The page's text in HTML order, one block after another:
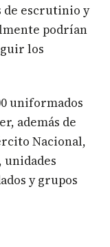
de escrutinio y
podrían
los
uniformados
además de
Nacional,
unidades
y grupos